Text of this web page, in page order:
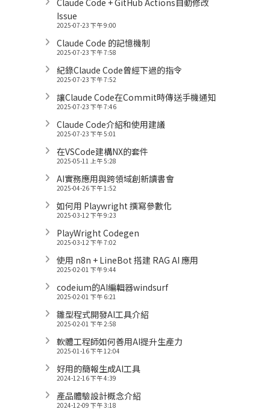
Issue
2025-07-23 下午 9:00
Claude Code 的記憶機制
2025-07-23 下午 7:58
紀錄Claude Code曾經下過的指令
2025-07-23 下午 7:52
讓Claude Code在Commit時傳送手機通知
2025-07-23 下午 7:46
Claude Code介紹和使用建議
2025-07-23 下午 5:01
在VSCode建構NX的套件
2025-05-11 上午 5:28
AI實務應用與跨領域創新讀書會
2025-04-26 下午 1:52
如何用 Playwright 撰寫參數化
2025-03-12 下午 9:23
PlayWright Codegen
2025-03-12 下午 7:02
使用 n8n + LineBot 搭建 RAG AI 應用
2025-02-01 下午 9:44
codeium的AI編輯器windsurf
2025-02-01 下午 6:21
雛型程式開發AI工具介紹
2025-02-01 下午 2:58
軟體工程師如何善用AI提升生產力
2025-01-16 下午 12:04
好用的簡報生成AI工具
2024-12-16 下午 4:39
產品體驗設計概念介紹
2024-12-09 下午 3:18